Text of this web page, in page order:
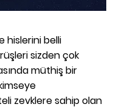
hislerini belli
sizden çok
müthiş bir
zevklere sahip olan